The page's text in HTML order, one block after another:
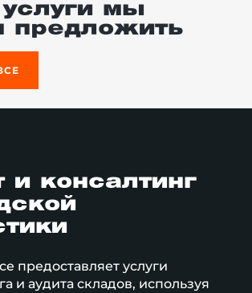
мы
предложить
и консалтинг
предоставляет услуги
и аудита складов, используя